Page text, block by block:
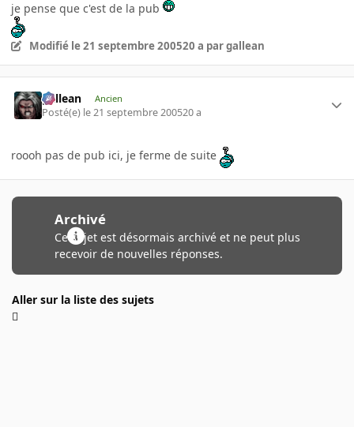
je pense que c'est de la pub
Modifié le 21 septembre 200520 a par gallean
gallean Ancien
Posté(e) le 21 septembre 200520 a
roooh pas de pub ici, je ferme de suite
Archivé
Ce sujet est désormais archivé et ne peut plus
recevoir de nouvelles réponses.
Aller sur la liste des sujets